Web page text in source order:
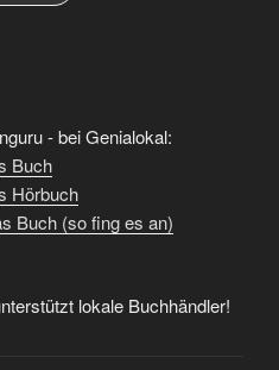
- bei Genialokal:
Buch
Hörbuch
Buch (so fing es an)
lokale Buchhändler!